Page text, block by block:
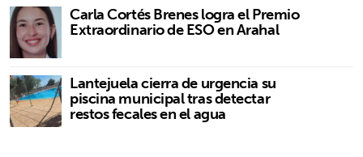
Carla Cortés Brenes logra el Premio
Extraordinario de ESO en Arahal
Lantejuela cierra de urgencia su
piscina municipal tras detectar
restos fecales en el agua